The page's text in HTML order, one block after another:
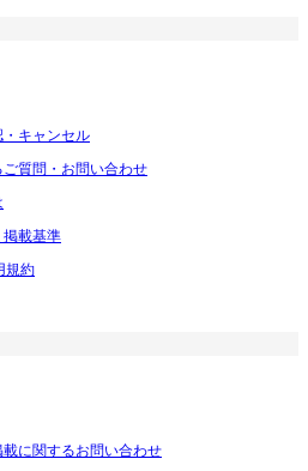
・キャンセル
ご質問・お問い合わせ
掲載基準
規約
載に関するお問い合わせ